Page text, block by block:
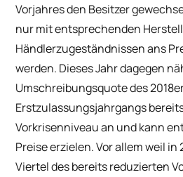
Vorjahres den Besitzer
nur mit entsprechenden
Händlerzugeständnissen ans
werden. Dieses Jahr dagegen
Umschreibungsquote des
Erstzulassungsjahrgangs
Vorkrisenniveau an und kann
Preise erzielen. Vor allem weil in
Viertel des bereits reduzierten